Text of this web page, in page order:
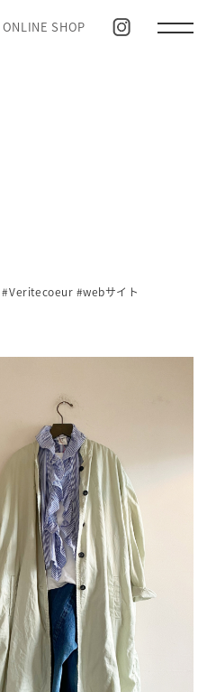
ONLINE SHOP
#Veritecoeur #webサイト